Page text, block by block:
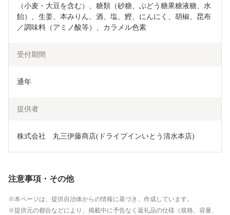
（小麦・大豆を含む）、糖類（砂糖、ぶどう糖果糖液糖、水
飴）、生姜、本みりん、酒、塩、鰹、にんにく、胡椒、昆布
／調味料（アミノ酸等）、カラメル色素
受付期間
通年
提供者
株式会社　丸三伊藤商店(ドライブインいとう清水本店)
注意事項・その他
本ページは、提供自治体からの情報に基づき、作成しています。
提供元の都合などにより、掲載中に予告なく返礼品の仕様（規格、容量、